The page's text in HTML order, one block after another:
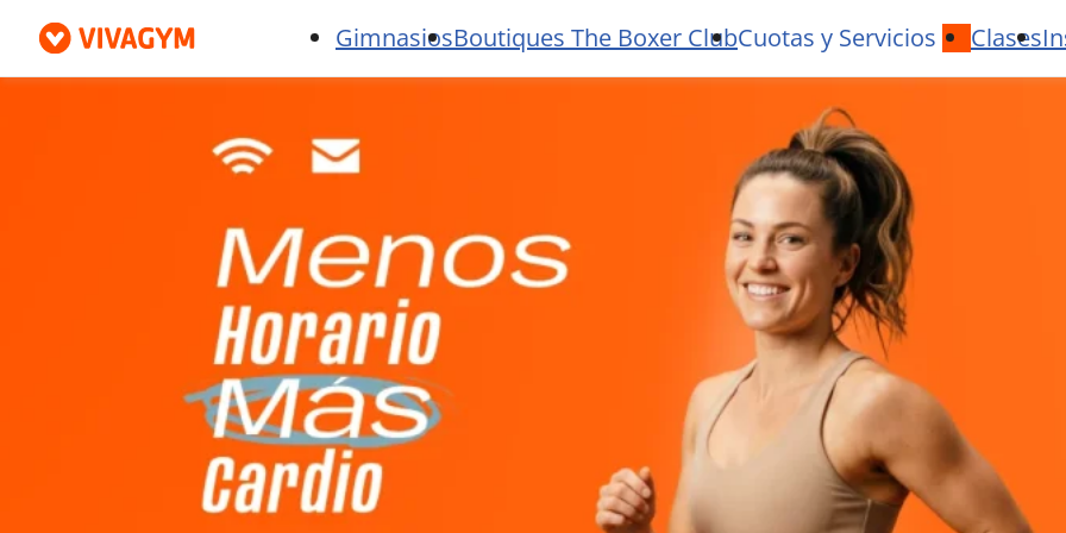
GimnasiosBoutiques The Boxer ClubCuotas y Servicios Clases